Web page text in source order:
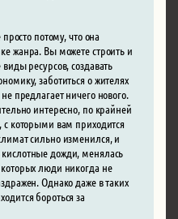
потому, что она
жанра. Вы можете строить и
ресурсов, создавать
заботиться о жителях
предлагает ничего нового.
интересно, по крайней
которыми вам приходится
сильно изменился, и
дожди, менялась
люди никогда не
Однако даже в таких
бороться за